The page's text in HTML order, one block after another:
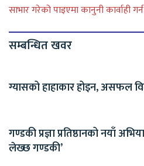
साभार गरेको पाइएमा कानुनी कार्वाही
सम्बन्धित खवर
ग्यासको हाहाकार होइन, असफल
गण्डकी प्रज्ञा प्रतिष्ठानको नयाँ
लेख्छ गण्डकी’